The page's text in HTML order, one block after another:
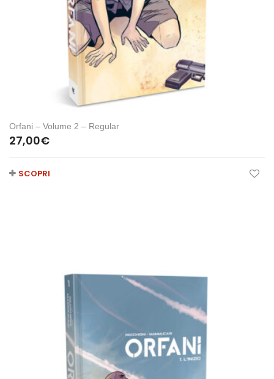
Orfani – Volume 2 – Regular
27,00€
SCOPRI